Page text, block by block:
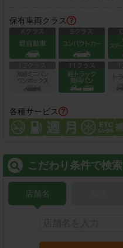
保有車両クラス
各種サービス
こだわり条件で検索
店舗名